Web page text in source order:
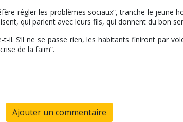
régler les problèmes sociaux”, tranche le jeune
qui parlent avec leurs fils, qui donnent du bon
il. S’il ne se passe rien, les habitants finiront par
de la faim”.
Ajouter un commentaire